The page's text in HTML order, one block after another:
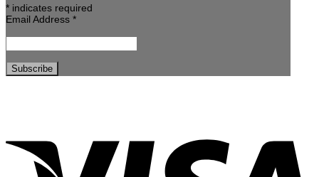
* indicates required
Email Address *